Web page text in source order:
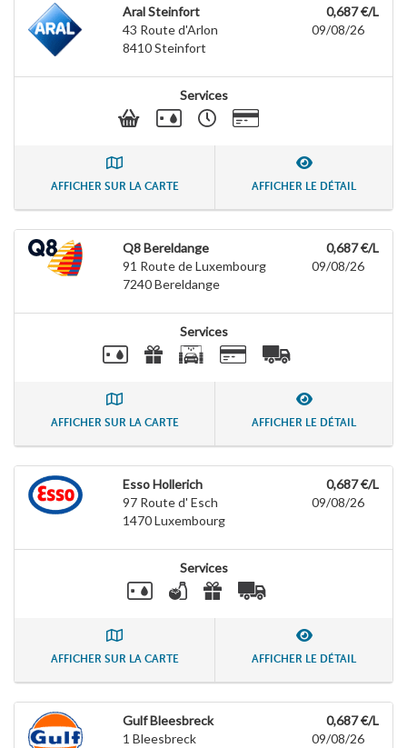
Aral Steinfort
43 Route d'Arlon
8410Steinfort
0,687 €/L
09/08/26
Services
AFFICHER SUR LA CARTE AFFICHER LE DÉTAIL
Q8 Bereldange
91 Route de Luxembourg
7240Bereldange
0,687 €/L
09/08/26
Services
AFFICHER SUR LA CARTE AFFICHER LE DÉTAIL
Esso Hollerich
97 Route d' Esch
1470Luxembourg
0,687 €/L
09/08/26
Services
AFFICHER SUR LA CARTE AFFICHER LE DÉTAIL
Gulf Bleesbreck
1 Bleesbreck
0,687 €/L
09/08/26